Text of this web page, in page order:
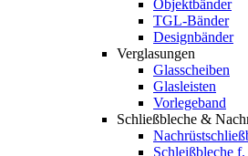
Objektbänder
TGL-Bänder
Designbänder
Verglasungen
Glasscheiben
Glasleisten
Vorlegeband
Schließbleche &
Schleißbleche